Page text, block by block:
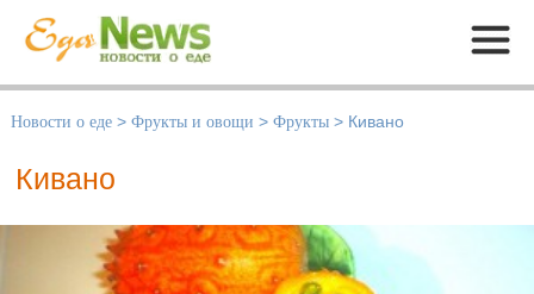
Меню
Новости о еде > Фрукты и овощи > Фрукты > Кивано
Кивано